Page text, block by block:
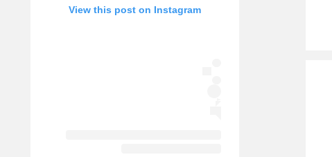
View this post on Instagram